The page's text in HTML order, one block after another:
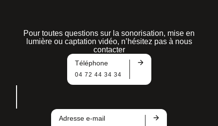
Pour toutes questions sur la sonorisation, mise en
lumière ou captation vidéo, n’hésitez pas à nous
contacter
Téléphone
04 72 44 34 34
Adresse e-mail